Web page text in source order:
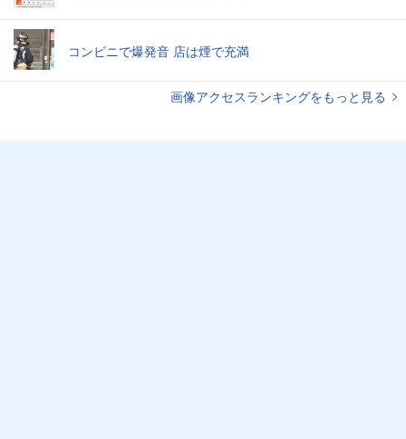
コンビニで爆発音 店は煙で充満
画像アクセスランキングをもっと見る